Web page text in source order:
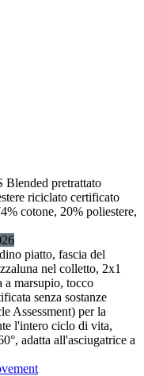
Blended pretrattato
riciclato certificato
cotone, 20% poliestere,
piatto, fascia del
nel colletto, 2x1
a marsupio, tocco
senza sostanze
Assessment) per la
l'intero ciclo di vita,
adatta all'asciugatrice a